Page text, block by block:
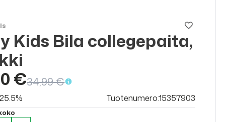
ALE
Kids Bila collegepaita,
€34,99 €
Tuotenumero:15357903